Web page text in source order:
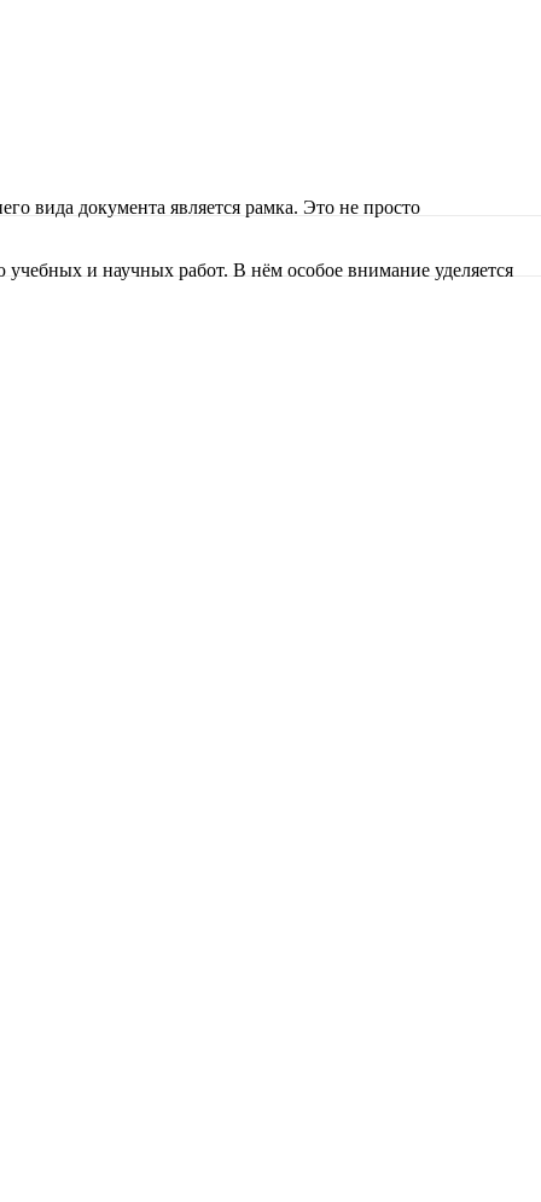
стрелки вверх и вниз для выбора
вида документа является рамка. Это не просто
и научных работ. В нём особое внимание уделяется